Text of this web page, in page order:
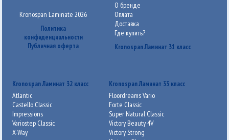
Kronospan Laminate 2026
Политика
конфиденциальности
Публичная оферта
О бренде
Оплата
Доставка
Где купить?
Kronospan Ламинат 31 класс
Kronospan Ламинат 32 класс
Atlantic
Castello Classic
Impressions
Variostep Classic
X-Way
Kronospan Ламинат 33 класс
Floordreams Vario
Forte Classic
Super Natural Classic
Victory Beauty 4V
Victory Strong